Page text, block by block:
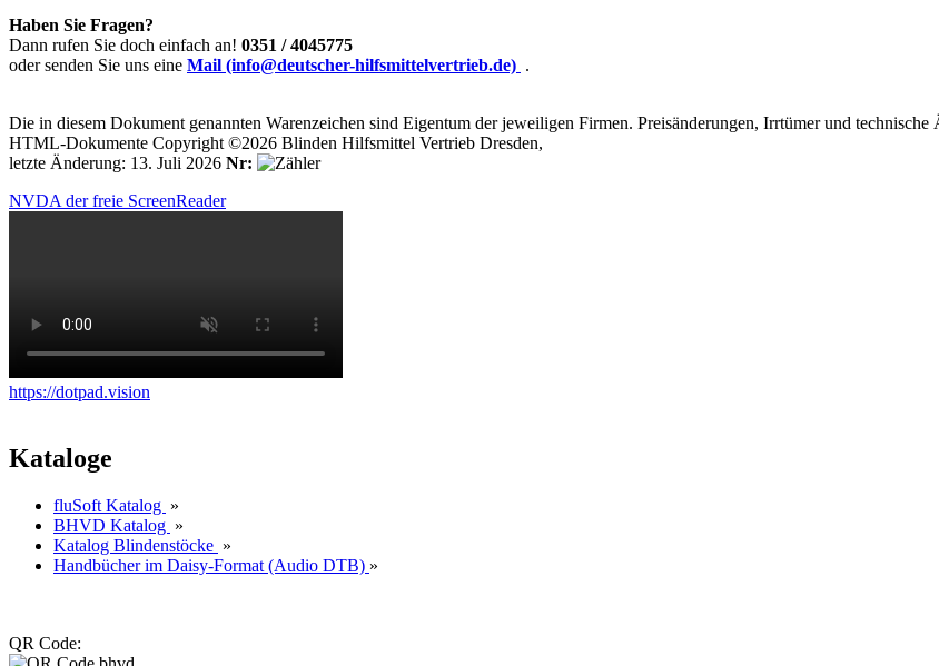
Haben Sie Fragen?
Dann rufen Sie doch einfach an! 0351 / 4045775
oder senden Sie uns eine Mail (info@deutscher-hilfsmittelvertrieb.de) .
Die in diesem Dokument genannten Warenzeichen sind Eigentum der jeweiligen Firmen. Preisänderungen, Irrtümer und technische
HTML-Dokumente Copyright ©2026 Blinden Hilfsmittel Vertrieb Dresden,
letzte Änderung: 13. Juli 2026 Nr:
NVDA der freie ScreenReader
https://dotpad.vision
Kataloge
fluSoft Katalog »
BHVD Katalog »
Katalog Blindenstöcke »
Handbücher im Daisy-Format (Audio DTB) »
QR Code: